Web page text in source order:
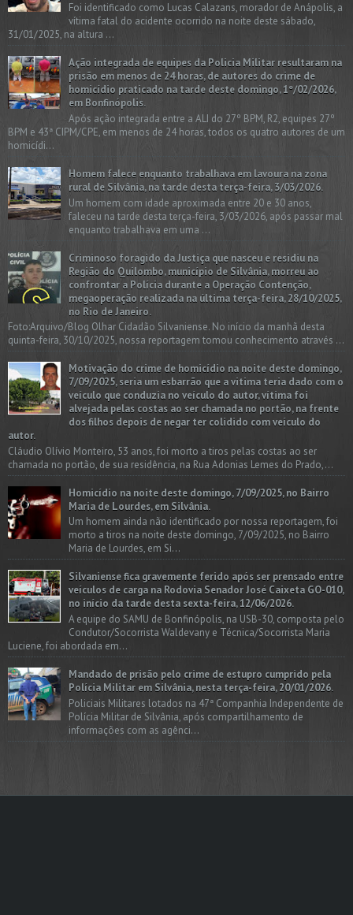
Foi identificado como Lucas Calazans, morador de Anápolis, a
vítima fatal do acidente ocorrido na noite deste sábado,
31/01/2025, na altura ...
Ação integrada de equipes da Policia Militar resultaram na
prisão em menos de 24 horas, de autores do crime de
homicídio praticado na tarde deste domingo, 1º/02/2026,
em Bonfinópolis.
Após ação integrada entre a ALI do 27º BPM, R2, equipes 27º
BPM e 43ª CIPM/CPE, em menos de 24 horas, todos os quatro autores de um
homicídi...
Homem falece enquanto trabalhava em lavoura na zona
rural de Silvânia, na tarde desta terça-feira, 3/03/2026.
Um homem com idade aproximada entre 20 e 30 anos,
faleceu na tarde desta terça-feira, 3/03/2026, após passar mal
enquanto trabalhava em uma ...
Criminoso foragido da Justiça que nasceu e residiu na
Região do Quilombo, município de Silvânia, morreu ao
confrontar a Polícia durante a Operação Contenção,
megaoperação realizada na última terça-feira, 28/10/2025,
no Rio de Janeiro.
Foto:Arquivo/Blog Olhar Cidadão Silvaniense. No início da manhã desta
quinta-feira, 30/10/2025, nossa reportagem tomou conhecimento através ...
Motivação do crime de homicídio na noite deste domingo,
7/09/2025, seria um esbarrão que a vitima teria dado com o
veículo que conduzia no veículo do autor, vítima foi
alvejada pelas costas ao ser chamada no portão, na frente
dos filhos depois de negar ter colidido com veículo do
autor.
Cláudio Olívio Monteiro, 53 anos, foi morto a tiros pelas costas ao ser
chamada no portão, de sua residência, na Rua Adonias Lemes do Prado,...
Homicídio na noite deste domingo, 7/09/2025, no Bairro
Maria de Lourdes, em Silvânia.
Um homem ainda não identificado por nossa reportagem, foi
morto a tiros na noite deste domingo, 7/09/2025, no Bairro
Maria de Lourdes, em Si...
Silvaniense fica gravemente ferido após ser prensado entre
veículos de carga na Rodovia Senador José Caixeta GO-010,
no início da tarde desta sexta-feira, 12/06/2026.
A equipe do SAMU de Bonfinópolis, na USB-30, composta pelo
Condutor/Socorrista Waldevany e Técnica/Socorrista Maria
Luciene, foi abordada em...
Mandado de prisão pelo crime de estupro cumprido pela
Polícia Militar em Silvânia, nesta terça-feira, 20/01/2026.
Policiais Militares lotados na 47ª Companhia Independente de
Polícia Militar de Silvânia, após compartilhamento de
informações com as agênci...